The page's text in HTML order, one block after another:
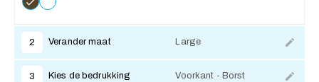
2 Verander maat Large
3 Kies de bedrukking Voorkant - Borst